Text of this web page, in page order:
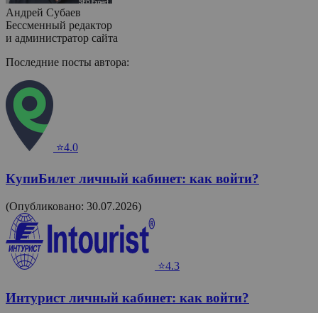
Андрей Субаев
Бессменный редактор
и администратор сайта
Последние посты автора:
⭐4.0
КупиБилет личный кабинет: как войти?
(Опубликовано: 30.07.2026)
⭐4.3
Интурист личный кабинет: как войти?